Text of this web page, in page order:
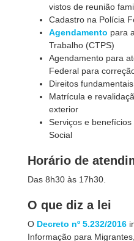
vistos de reunião
Cadastro na Polícia
Agendamento para
Trabalho (CTPS)
Agendamento para
Federal para
Direitos
Matrícula e
exterior
Serviços e
Social
Horário de
Das 8h30 às 17h30.
O que diz a lei
O Decreto nº 5.232/2016
Informação para